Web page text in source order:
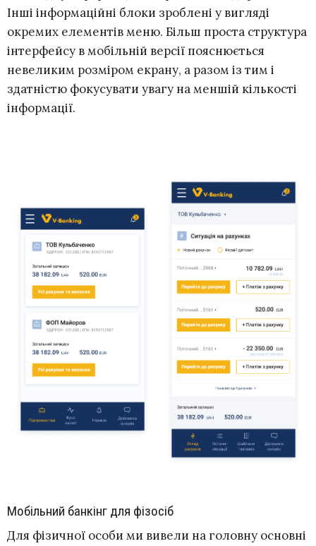
Інші інформаційні блоки зроблені у вигляді
окремих елементів меню. Більш проста структура
інтерфейсу в мобільній версії пояснюється
невеликим розміром екрану, а разом із тим і
здатністю фокусувати увагу на меншій кількості
інформації.
Мобільний банкінг для фізосіб
Для фізичної особи ми вивели на головну основні